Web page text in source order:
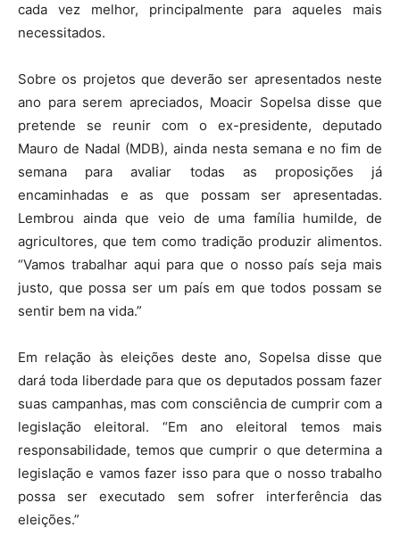
cada vez melhor, principalmente para aqueles mais
necessitados.
Sobre os projetos que deverão ser apresentados neste
ano para serem apreciados, Moacir Sopelsa disse que
pretende se reunir com o ex-presidente, deputado
Mauro de Nadal (MDB), ainda nesta semana e no fim de
semana para avaliar todas as proposições já
encaminhadas e as que possam ser apresentadas.
Lembrou ainda que veio de uma família humilde, de
agricultores, que tem como tradição produzir alimentos.
“Vamos trabalhar aqui para que o nosso país seja mais
justo, que possa ser um país em que todos possam se
sentir bem na vida.”
Em relação às eleições deste ano, Sopelsa disse que
dará toda liberdade para que os deputados possam fazer
suas campanhas, mas com consciência de cumprir com a
legislação eleitoral. “Em ano eleitoral temos mais
responsabilidade, temos que cumprir o que determina a
legislação e vamos fazer isso para que o nosso trabalho
possa ser executado sem sofrer interferência das
eleições.”